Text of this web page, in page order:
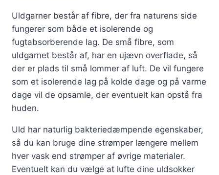
Uldgarner består af fibre, der fra naturens side
fungerer som både et isolerende og
fugtabsorberende lag. De små fibre, som
uldgarnet består af, har en ujævn overflade, så
der er plads til små lommer af luft. De vil fungere
som et isolerende lag på kolde dage og på varme
dage vil de opsamle, der eventuelt kan opstå fra
huden.
Uld har naturlig bakteriedæmpende egenskaber,
så du kan bruge dine strømper længere mellem
hver vask end strømper af øvrige materialer.
Eventuelt kan du vælge at lufte dine uldsokker